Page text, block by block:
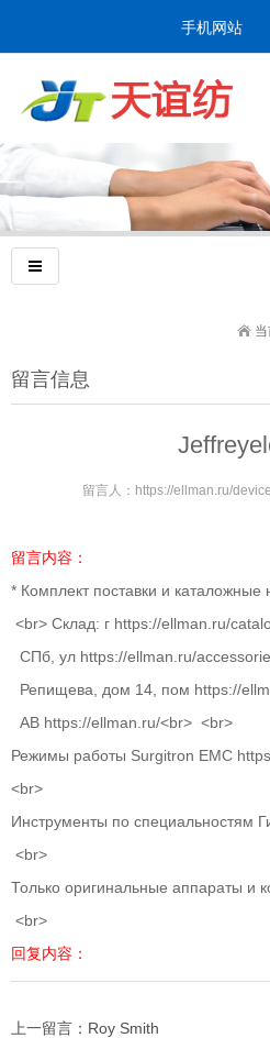
手机网站
当
留言信息
留言人： https://ellman.ru/
留言内容：
* Комплект поставки и
<br> Склад: г https://ellman.ru/
СПб, ул https://ellman.ru/
Репищева, дом 14, пом https://
АВ https://ellman.ru/<br> <br>
Режимы работы Surgitron EMC
<br>
Инструменты по специальностям
<br>
Только оригинальные аппараты и
<br>
回复内容：
上一留言：Roy Smith